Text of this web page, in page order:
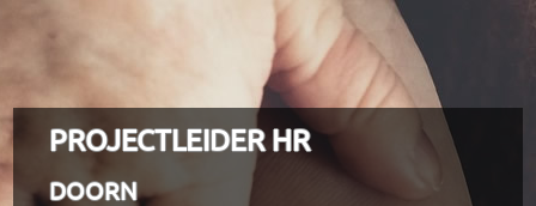
PROJECTLEIDER HR
DOORN